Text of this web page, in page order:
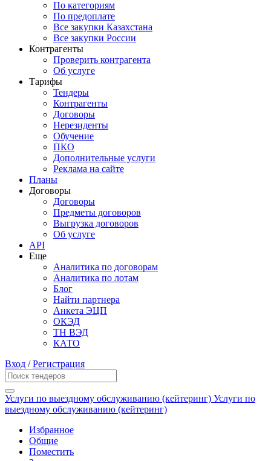
По категориям
По предоплате
Все закупки Казахстана
Все закупки России
Контрагенты
Проверить контрагента
Об услуге
Тарифы
Тендеры
Контрагенты
Договоры
Нерезиденты
Обучение
ПКО
Дополнительные услуги
Реклама на сайте
Планы
Договоры
Договоры
Предметы договоров
Выгрузка договоров
Об услуге
API
Еще
Аналитика по договорам
Аналитика по лотам
Блог
Найти партнера
Анкета ЭЦП
ОКЭД
ТН ВЭД
КАТО
Вход /Регистрация
Услуги по выездному обслуживанию (кейтеринг) Услуги по
выездному обслуживанию (кейтеринг)
Избранное
Общие
Поместить